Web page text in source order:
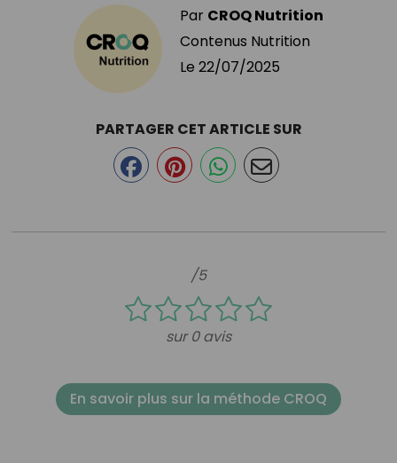
Par CROQ Nutrition
Contenus Nutrition
Le 22/07/2025
/5
sur 0 avis
PARTAGER CET ARTICLE SUR
En savoir plus sur la méthode CROQ